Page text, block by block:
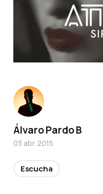
Álvaro Pardo B
03 abr. 2015
Escucha